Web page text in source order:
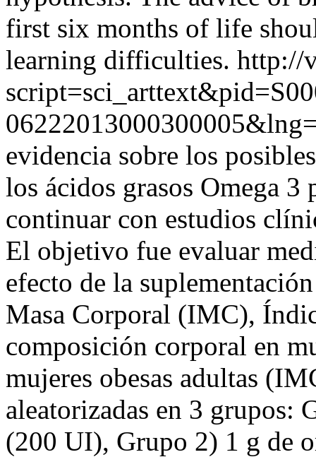
first six months of life
learning difficulties. http://
evidencia sobre los
los ácidos grasos Omega 3
continuar con estudios
El objetivo fue evaluar
efecto de la
Masa Corporal (IMC),
composición corporal en
mujeres obesas adultas
aleatorizadas en 3 grupos:
(200 UI), Grupo 2) 1 g de